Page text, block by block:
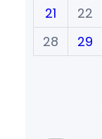
21
22
28
29